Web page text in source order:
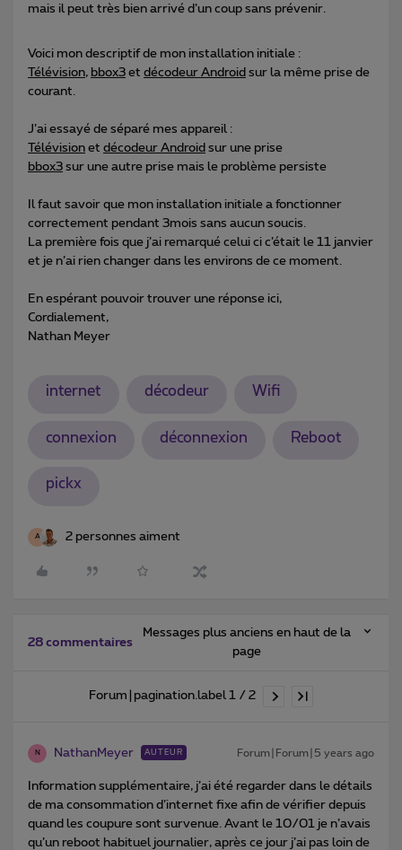
mais il peut très bien arrivé d’un coup sans prévenir.
Voici mon descriptif de mon installation initiale :
Télévision, bbox3 et décodeur Android sur la même prise de
courant.
J’ai essayé de séparé mes appareil :
Télévision et décodeur Android sur une prise
bbox3 sur une autre prise mais le problème persiste
Il faut savoir que mon installation initiale a fonctionner
correctement pendant 3mois sans aucun soucis.
La première fois que j’ai remarqué celui ci c’était le 11 janvier
et je n’ai rien changer dans les environs de ce moment.
En espérant pouvoir trouver une réponse ici,
Cordialement,
Nathan Meyer
internet décodeur Wifi
connexion déconnexion Reboot
pickx
A 2 personnes aiment
28 commentaires
Messages plus anciens en haut de la
page
Forum|pagination.label 1 / 2
N NathanMeyer AUTEUR Forum|Forum|5 years ago
Information supplémentaire, j’ai été regarder dans le détails
de ma consommation d’internet fixe afin de vérifier depuis
quand les coupure sont survenue. Avant le 10/01 je n’avais
qu’un reboot habituel journalier, après ce jour j’ai pas loin de